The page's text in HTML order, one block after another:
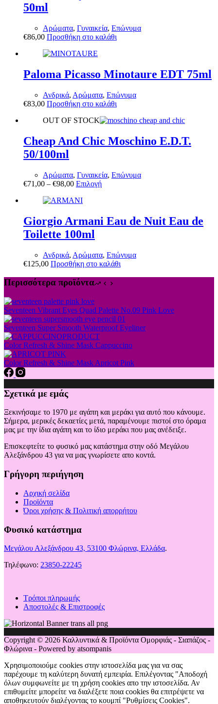
50ml
Αρώματα, Γυναικεία, Επώνυμα
€86,00 Προσθήκη στο καλάθι
Paloma Picasso Minotaure EDT 75ml
Ανδρικά, Αρώματα, Επώνυμα
€83,00 Προσθήκη στο καλάθι
OUT OF STOCK
Cheap And Chic Moschino E.D.T.
50/100ml
Αρώματα, Γυναικεία, Επώνυμα
€71,00 – €98,00 ΕπιλογήΑυτό
πολλαπλές
παραλλαγές.
μπορούν
να
στη
προϊόντος
Giorgio Armani Eau de Nuit Eau de
Toilette 100ml
Ανδρικά, Αρώματα, Επώνυμα
€125,00 Προσθήκη στο καλάθι
Περισσότερα προϊόντα
Seventeen Vibrant Eyes Quad Palette No.09 Pink Love
Seventeen Super Smooth Waterproof Eyeliner
Color Refresh & Shine Mask Cappuccino
Color Refresh & Shine Mask Apricot Pink
Σχετικά με εμάς
Ξεκινήσαμε το 1970 με αγάπη και μεράκι για αυτό που κάνουμε.
Σήμερα, μερικές δεκαετίες μετά, παραμένουμε πιστοί στο όραμα
μας με την ίδια αγάπη και το ίδιο μεράκι που μας ανέδειξε.
Επισκεφτείτε το φυσικό μας κατάστημα στην οδό Μεγάλου
Αλεξάνδρου 43 για να μας γνωρίσετε απο κοντά.
Γρήγορη περιήγηση
Αρχική σελίδα
Προϊόντα
Όροι χρήσης & Πολιτική απορρήτου
Φυσικό κατάστημα
Μεγάλου Αλεξάνδρου 43, 53100 Φλώρινα, Ελλάδα.
Τηλέφωνο: 23850-22245
Τρόποι πληρωμής
Αποστολές & Επιστροφές
Copyright © 2026 Καλλυντικά & Προϊόντα Ομορφιάς - Σιαπάζος -
Φλώρινα - Powered by atsompanis
Χρησιμοποιούμε cookies στην ιστοσελίδα μας για να σας
παρέχουμε τη καλύτερη δυνατή εμπειρία. Επιλέγοντας "Αποδοχή
όλων συμφωνείτε με τη χρήση cookies απο την ιστοσελίδα. Αν
επιθυμείτε μπορείτε να διαλέξετε ποια cookies θα επιτρέψετε να
αποθηκευτούν διαλέγοντας το κουμπί "Ρυθμίσεις Cookies".